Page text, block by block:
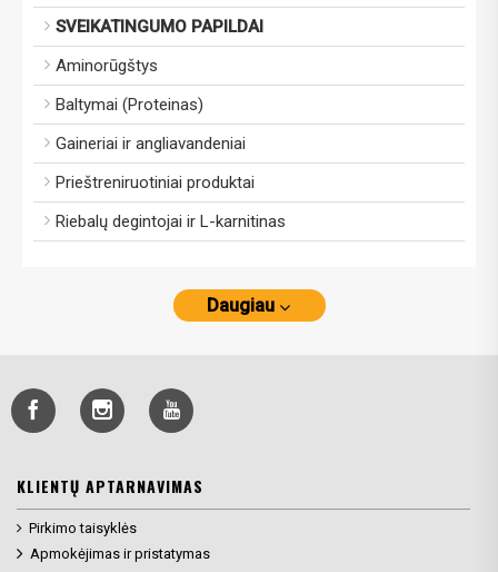
SVEIKATINGUMO PAPILDAI
Aminorūgštys
Baltymai (Proteinas)
Gaineriai ir angliavandeniai
Prieštreniruotiniai produktai
Riebalų degintojai ir L-karnitinas
Daugiau
KLIENTŲ APTARNAVIMAS
Pirkimo taisyklės
Apmokėjimas ir pristatymas